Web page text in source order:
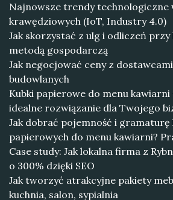
Najnowsze trendy technologiczne
krawędziowych (IoT, Industry 4.0)
Jak skorzystać z ulg i odliczeń
metodą gospodarczą
Jak negocjować ceny z
budowlanych
Kubki papierowe do menu
idealne rozwiązanie dla Twojego
Jak dobrać pojemność i gramaturę
papierowych do menu kawiarni?
Case study: Jak lokalna firma z
o 300% dzięki SEO
Jak tworzyć atrakcyjne pakiety
kuchnia, salon, sypialnia